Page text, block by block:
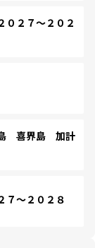
２７～２０２
喜界島 加計
～２０２８